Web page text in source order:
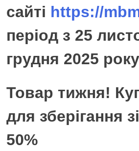
сайті https://
період з 25
грудня 2025
Товар тижня!
для зберігання
50%